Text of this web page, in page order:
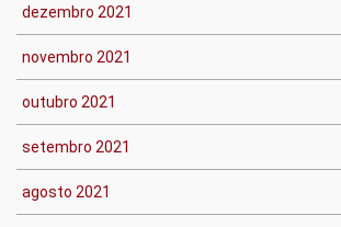
dezembro 2021
novembro 2021
outubro 2021
setembro 2021
agosto 2021